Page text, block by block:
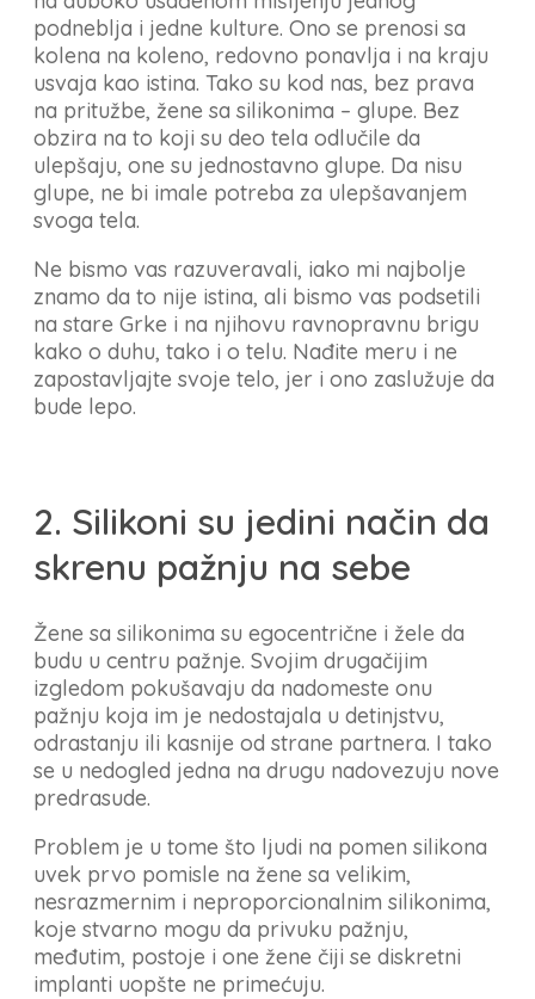
podneblja i jedne kulture. Ono se prenosi sa
kolena na koleno, redovno ponavlja i na kraju
usvaja kao istina. Tako su kod nas, bez prava
na pritužbe, žene sa silikonima – glupe. Bez
obzira na to koji su deo tela odlučile da
ulepšaju, one su jednostavno glupe. Da nisu
glupe, ne bi imale potreba za ulepšavanjem
svoga tela.
Ne bismo vas razuveravali, iako mi najbolje
znamo da to nije istina, ali bismo vas podsetili
na stare Grke i na njihovu ravnopravnu brigu
kako o duhu, tako i o telu. Nađite meru i ne
zapostavljajte svoje telo, jer i ono zaslužuje da
bude lepo.
2. Silikoni su jedini način da
skrenu pažnju na sebe
Žene sa silikonima su egocentrične i žele da
budu u centru pažnje. Svojim drugačijim
izgledom pokušavaju da nadomeste onu
pažnju koja im je nedostajala u detinjstvu,
odrastanju ili kasnije od strane partnera. I tako
se u nedogled jedna na drugu nadovezuju nove
predrasude.
Problem je u tome što ljudi na pomen silikona
uvek prvo pomisle na žene sa velikim,
nesrazmernim i neproporcionalnim silikonima,
koje stvarno mogu da privuku pažnju,
međutim, postoje i one žene čiji se diskretni
implanti uopšte ne primećuju.